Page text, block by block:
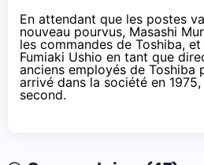
En attendant que les postes
nouveau pourvus, Masashi
les commandes de Toshiba,
Fumiaki Ushio en tant que
anciens employés de Toshiba
arrivé dans la société en
second.